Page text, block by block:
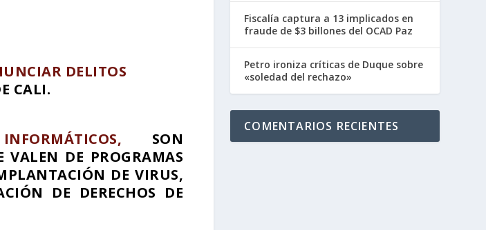
DELITOS
CALI.
SON
VALEN DE PROGRAMAS
DE VIRUS,
DE DERECHOS DE
Fiscalía captura a 13 implicados en
fraude de $3 billones del OCAD Paz
Petro ironiza críticas de Duque sobre
«soledad del rechazo»
COMENTARIOS RECIENTES